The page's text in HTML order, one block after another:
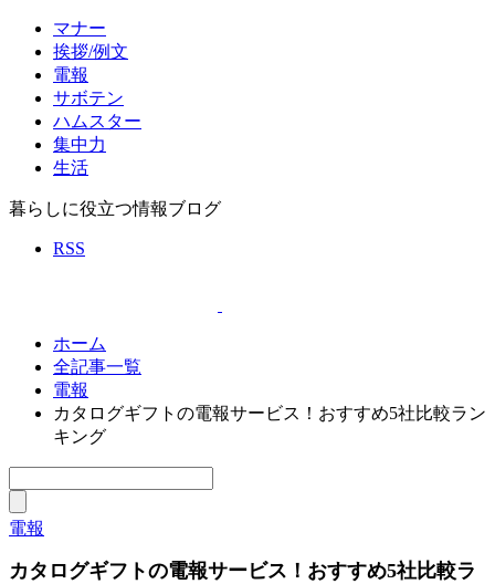
マナー
挨拶/例文
電報
サボテン
ハムスター
集中力
生活
暮らしに役立つ情報ブログ
RSS
ホーム
全記事一覧
電報
カタログギフトの電報サービス！おすすめ5社比較ラン
キング
電報
カタログギフトの電報サービス！おすすめ5社比較ラ